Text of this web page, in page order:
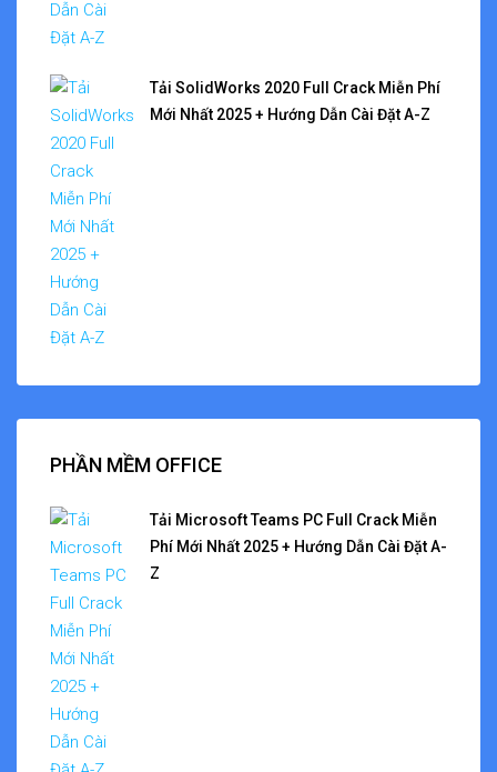
Tải SolidWorks 2020 Full Crack Miễn Phí
Mới Nhất 2025 + Hướng Dẫn Cài Đặt A-Z
PHẦN MỀM OFFICE
Tải Microsoft Teams PC Full Crack Miễn
Phí Mới Nhất 2025 + Hướng Dẫn Cài Đặt A-
Z